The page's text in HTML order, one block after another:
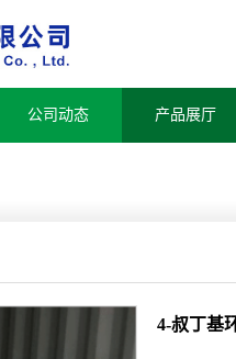
公司动态 产品展厅
4-叔丁基